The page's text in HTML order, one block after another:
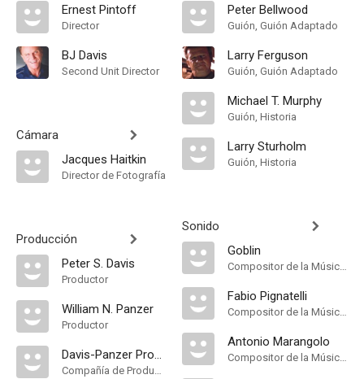
Ernest Pintoff
Director
BJ Davis
Second Unit Director
Cámara
Jacques Haitkin
Director de Fotografía
Producción
Peter S. Davis
Productor
William N. Panzer
Productor
Davis-Panzer Productions
Compañía de Produccion
Peter Bellwood
Guión, Guión Adaptado
Larry Ferguson
Guión, Guión Adaptado
Michael T. Murphy
Guión, Historia
Larry Sturholm
Guión, Historia
Sonido
Goblin
Compositor de la Música Original
Fabio Pignatelli
Compositor de la Música Original
Antonio Marangolo
Compositor de la Música Original